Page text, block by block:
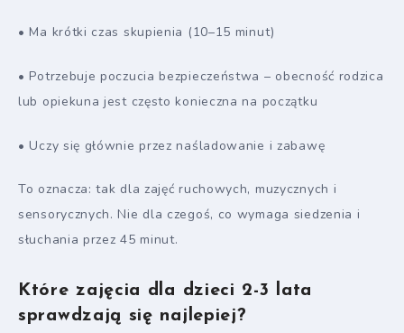
• Ma krótki czas skupienia (10–15 minut)
• Potrzebuje poczucia bezpieczeństwa – obecność rodzica
lub opiekuna jest często konieczna na początku
• Uczy się głównie przez naśladowanie i zabawę
To oznacza: tak dla zajęć ruchowych, muzycznych i
sensorycznych. Nie dla czegoś, co wymaga siedzenia i
słuchania przez 45 minut.
Które zajęcia dla dzieci 2-3 lata
sprawdzają się najlepiej?